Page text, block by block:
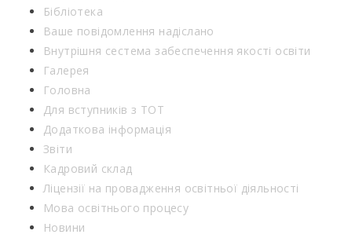
Бібліотека
Ваше повідомлення надіслано
Внутрішня сестема забеспечення якості освіти
Галерея
Головна
Для вступників з ТОТ
Додаткова інформація
Звіти
Кадровий склад
Ліцензії на провадження освітньої діяльності
Мова освітнього процесу
Новини